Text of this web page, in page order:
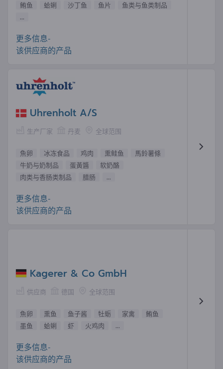
鲔鱼
蛤蜊 沙丁鱼 鱼片
鱼类与鱼类制品
...
更多信息-
该供应商的产品
Uhrenholt A/S
生产厂家 丹麦 全球范围
魚卵 冰冻食品 鸡肉 熏鲑鱼
馬鈴薯條
牛奶与奶制品
蛋黃醬
软奶酪
肉类与香肠类制品
腊肠 ...
更多信息-
该供应商的产品
Kagerer & Co GmbH
供应商 德国 全球范围
魚卵 熏鱼 鱼子酱 牡蛎 家禽
鲔鱼
墨鱼
蛤蜊 虾 火鸡肉 ...
更多信息-
该供应商的产品